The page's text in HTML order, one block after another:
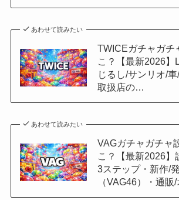
あわせて読みたい
TWICEガチャガチ
こ？【最新2026】
じるし/サンリオ/車
取扱店の…
あわせて読みたい
VAGガチャガチャ
こ？【最新2026】
3ステップ・新作/
（VAG46）・通